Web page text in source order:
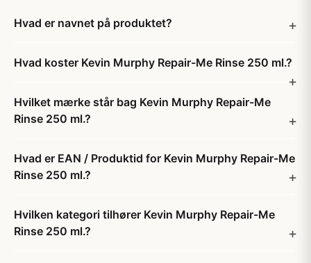
Hvad er navnet på produktet?
Hvad koster Kevin Murphy Repair-Me Rinse 250 ml.?
Hvilket mærke står bag Kevin Murphy Repair-Me
Rinse 250 ml.?
Hvad er EAN / Produktid for Kevin Murphy Repair-Me
Rinse 250 ml.?
Hvilken kategori tilhører Kevin Murphy Repair-Me
Rinse 250 ml.?